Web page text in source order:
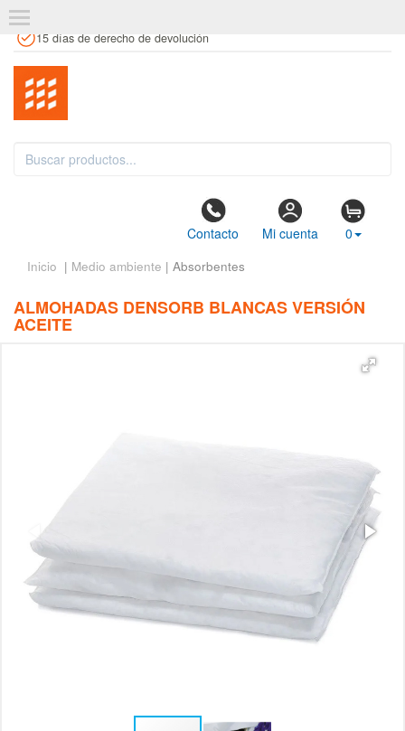
15 días de derecho de devolución
Contacto Mi cuenta 0
Inicio | Medio ambiente | Absorbentes
ALMOHADAS DENSORB BLANCAS VERSIÓN
ACEITE